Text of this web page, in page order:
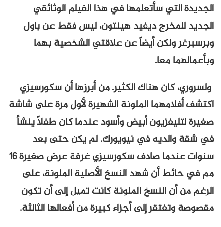
الجديدة التي سأتعلمها في هذا الفيلم الوثائقي
الجديد للمخرج ديفيد هينتون، ليس فقط عن باول
وبرسبرغر ولكن أيضاً عن علاقتي الشخصية بهما
وبأعمالهما معا.
ولسروري، كان هناك الكثير. من أبرزها أن سكورسيزي
اكتشف أفلامهما الملونة الشهيرة لأول مرة على شاشة
صغيرة لتليفزيون أبيض وأسود عندما كان طفلاً ينشأ
في شقة والديه في نيويورك. لم يكن حتى بعد
سنوات عندما صادف سكورسيزي غرفة عرض صغيرة 16
مم في حائط أن شهد النسخ الأصلية الملونة، على
الرغم من أن النسخ الملونة كانت تميل إلى أن تكون
مقصوصة وتفتقر إلى أجزاء كبيرة من أفعالها الثالثة.